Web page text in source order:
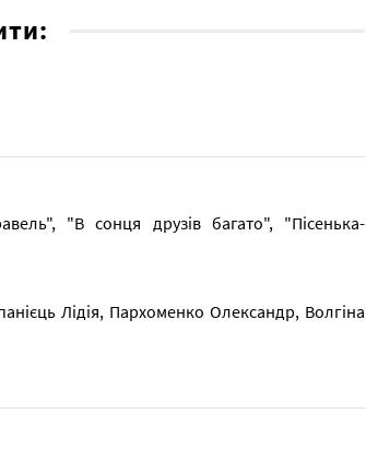
"В сонця друзів багато", "Пісенька-
Лідія, Пархоменко Олександр, Волгіна